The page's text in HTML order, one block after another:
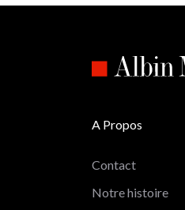
A Propos
Contact
Notre histoire